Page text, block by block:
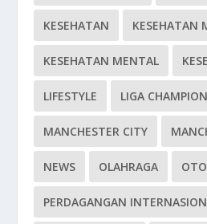
KESEHATAN KESEHATAN
KESEHATAN MENTAL
LIFESTYLE LIGA
MANCHESTER CITY
NEWS OLAHRAGA
PERDAGANGAN